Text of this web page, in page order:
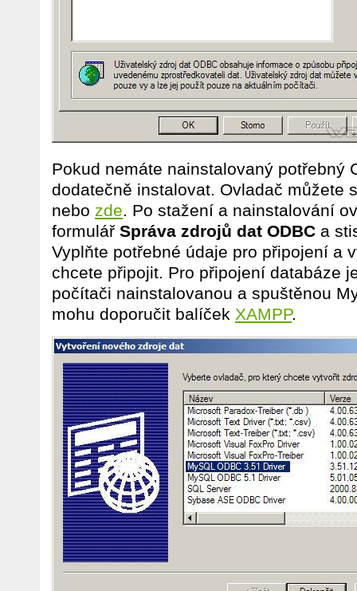
Pokud nemáte nainstalovaný potřebný
dodatečně instalovat. Ovladač můžete
nebo zde. Po stažení a nainstalování
formulář Správa zdrojů dat ODBC a
Vyplňte potřebné údaje pro připojení a
chcete připojit. Pro připojení databáze
počítači nainstalovanou a spuštěnou
mohu doporučit balíček XAMPP.